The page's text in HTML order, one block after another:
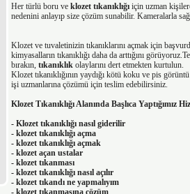
Her türlü boru ve klozet tıkanıklığı için uzman
nedenini anlayıp size çözüm sunabilir. Kameralarla
Klozet ve tuvaletinizin tıkanıklarını açmak için
kimyasalların tıkanıklığı daha da arttığını
bırakın, tıkanıklık olaylarını dert etmekten kurtulun.
Klozet tıkanıklığının yaydığı kötü koku ve pis
işi uzmanlarına çözümü için teslim edebilirsiniz.
Klozet Tıkanıklığı Alanında Başlıca Yaptığımız
- Klozet tıkanıklığı nasıl giderilir
- klozet tıkanıklığı açma
- klozet tıkanıklığı açmak
- klozet açan ustalar
- klozet tıkanması
- klozet tıkanıklığı nasıl açılır
- klozet tıkandı ne yapmalıyım